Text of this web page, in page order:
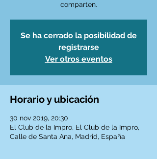
comparten.
Se ha cerrado la posibilidad de
registrarse
Ver otros eventos
Horario y ubicación
30 nov 2019, 20:30
El Club de la Impro, El Club de la Impro,
Calle de Santa Ana, Madrid, España